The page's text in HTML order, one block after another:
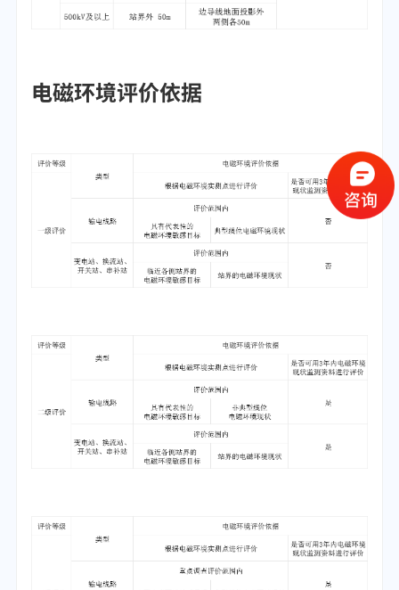
电磁环境评价依据